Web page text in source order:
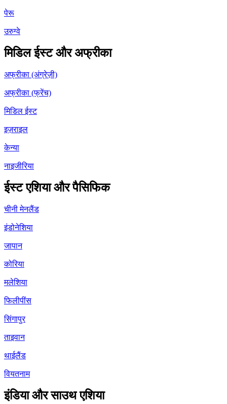
पेरू
उरुग्वे
मिडिल ईस्ट और अफ्रीका
अफ्रीका (अंग्रेज़ी)
अफ्रीका (फ्रेंच)
मिडिल ईस्ट
इज़राइल
केन्या
नाइजीरिया
ईस्ट एशिया और पैसिफिक
चीनी मेनलैंड
इंडोनेशिया
जापान
कोरिया
मलेशिया
फिलीपींस
सिंगापुर
ताइवान
थाईलैंड
वियतनाम
इंडिया और साउथ एशिया